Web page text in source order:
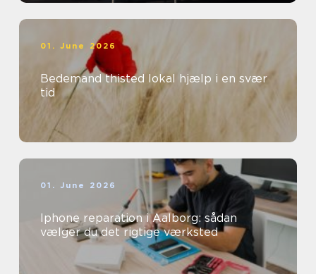
01. June 2026
Bedemand thisted lokal hjælp i en svær
tid
01. June 2026
Iphone reparation i Aalborg: sådan
vælger du det rigtige værksted